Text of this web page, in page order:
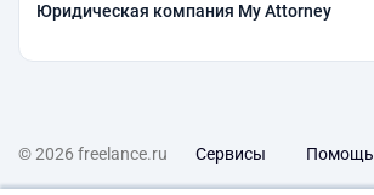
Юридическая компания My Attorney
© 2026 freelance.ru Сервисы Помощь